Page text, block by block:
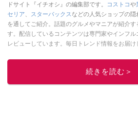
ドサイト『イチオシ』の編集部です。
コストコや
セリア
スターバックス などの人気ショップの
を通してご紹介。話題のグルメやマニアが紹介
す。配信しているコンテンツは専門家やインフ
レビューしています。毎日トレンド情報をお届
このイチオ
続きを読む＞